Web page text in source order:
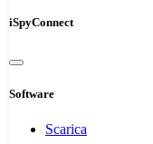
iSpyConnect
Software
Scarica